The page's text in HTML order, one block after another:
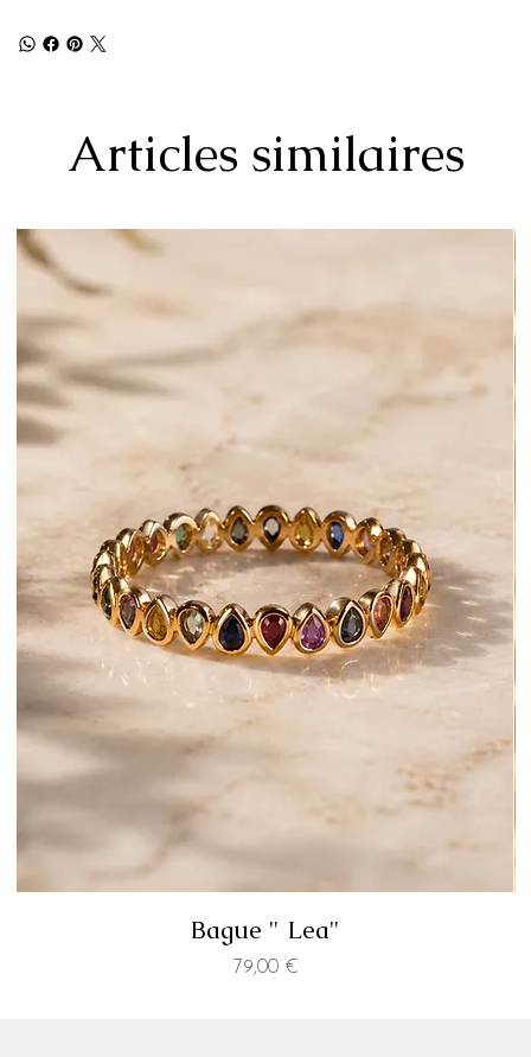
Articles similaires
Bague " Lea"
Prix
79,00 €